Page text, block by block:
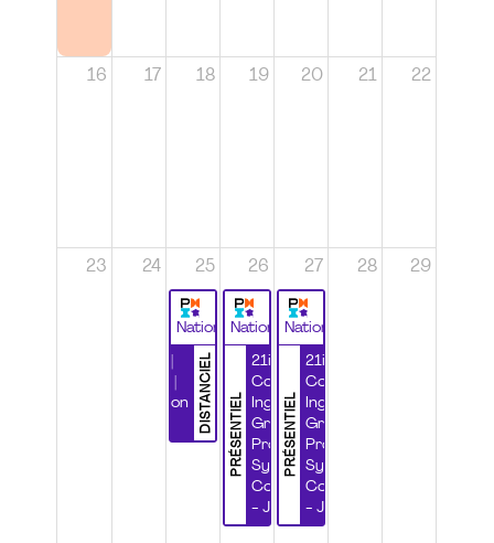
16 17 18 19 20 21 22
23 24 25
National
DISTANCIEL
Certification
26
National
PRÉSENTIEL
21ième
Congrès
Ingénierie
Grands
Projets et
Systèmes
Complexes
- Jour 1
27
National
PRÉSENTIEL
21ième
Congrès
Ingénierie
Grands
Projets et
Systèmes
Complexes
- Jour 2
28 29